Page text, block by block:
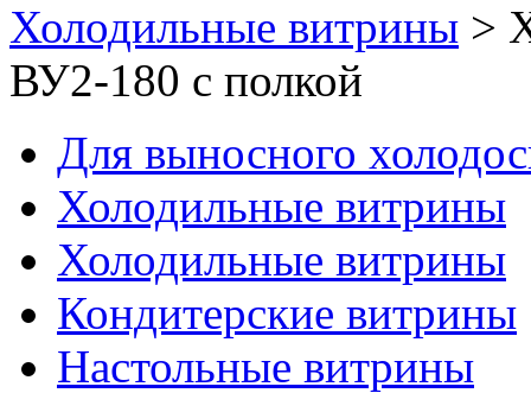
Холодильные витрины >
ВУ2-180 с полкой
Для выносного
Холодильные витрины
Холодильные витрины
Кондитерские витрины
Настольные витрины